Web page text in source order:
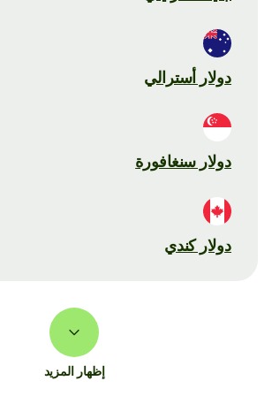
دولار أسترالي
دولار سنغافورة
دولار كندي
إظهار المزيد